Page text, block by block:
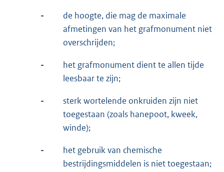
-
de hoogte, die mag de maximale
afmetingen van het grafmonument niet
overschrijden;
-
het grafmonument dient te allen tijde
leesbaar te zijn;
-
sterk wortelende onkruiden zijn niet
toegestaan (zoals hanepoot, kweek,
winde);
-
het gebruik van chemische
bestrijdingsmiddelen is niet toegestaan;